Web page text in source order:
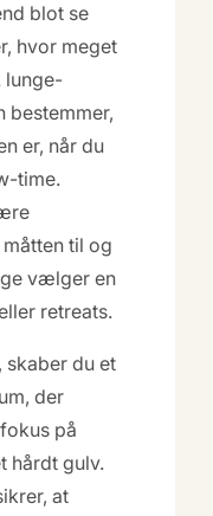
blot se
hvor meget
lunge-
bestemmer,
er, når du
time.
til og
vælger en
retreats.
skaber du et
der
på
hårdt gulv.
at